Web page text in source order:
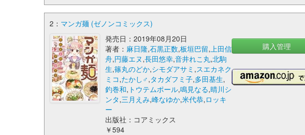
2： マンガ麺 (ゼノンコミックス)
発売日：2019年08月20日
著者： 麻日隆,石黒正数,板垣巴留,上田信
舟,円藤エヌ ,長田悠幸,音井れこ丸,北駒
生,篠丸のどか,シモダアサミ ,スエカネク
ミコ,たかし♂,タカダフミ子,多田基生,
釣巻和, トウテムポール,鳴見なる,晴川シ
ンタ,三月えみ,峰なゆか,米代恭,ロッキ
ー
出版社：コアミックス
￥594
購入管理